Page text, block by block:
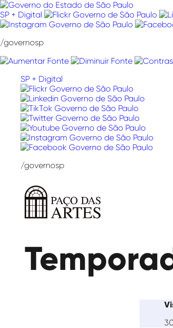
Pular
para
o
SP + Digital
/governosp
SP + Digital
/governosp
Artes